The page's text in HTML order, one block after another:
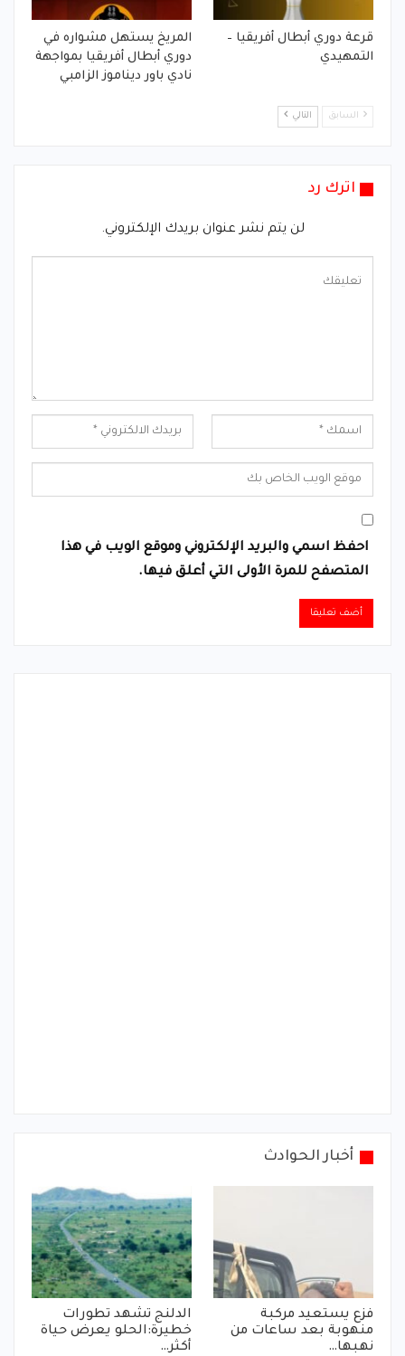
قرعة دوري أبطال أفريقيا –
التمهيدي
المريخ يستهل مشواره في
دوري أبطال أفريقيا بمواجهة
نادي باور ديناموز الزامبي
السابق التالي
اترك رد
لن يتم نشر عنوان بريدك الإلكتروني.
احفظ اسمي والبريد الإلكتروني وموقع الويب في هذا
المتصفح للمرة الأولى التي أعلق فيها.
أخبار الحوادث
فزع يستعيد مركبة
منهوبة بعد ساعات من
نهبها…
الدلنج تشهد تطورات
خطيرة:الحلو يعرض حياة
أكثر…